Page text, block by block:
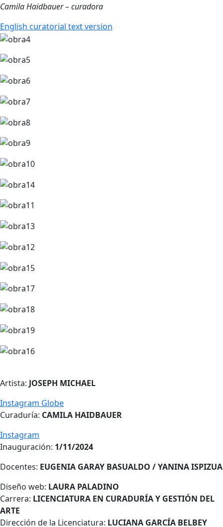
Camila Haidbauer – curadora
English curatorial text version
Artista: JOSEPH MICHAEL
Instagram Globe
Curaduría: CAMILA HAIDBAUER
Instagram
Inauguración: 1/11/2024
Docentes: EUGENIA GARAY BASUALDO / YANINA ISPIZUA
Diseño web: LAURA PALADINO
Carrera: LICENCIATURA EN CURADURÍA Y GESTIÓN DEL
ARTE
Dirección de la Licenciatura: LUCIANA GARCÍA BELBEY